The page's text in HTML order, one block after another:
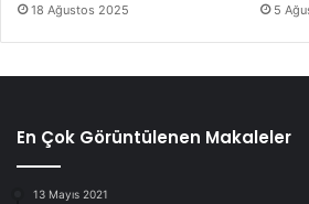
18 Ağustos 2025 5
En Çok Görüntülenen Makaleler
13 Mayıs 2021